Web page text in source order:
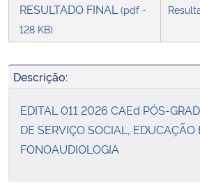
RESULTADO FINAL (pdf -
128 KB)
Descrição:
EDITAL 011 2026 CAEd PÓS-
DE SERVIÇO SOCIAL, EDUCAÇÃO
FONOAUDIOLOGIA